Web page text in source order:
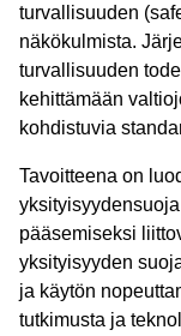
turvallisuuden
näkökulmista.
turvallisuuden
kehittämään
kohdistuvia
Tavoitteena on
pääsemiseksi
yksityisyyden
ja käytön
tutkimusta ja